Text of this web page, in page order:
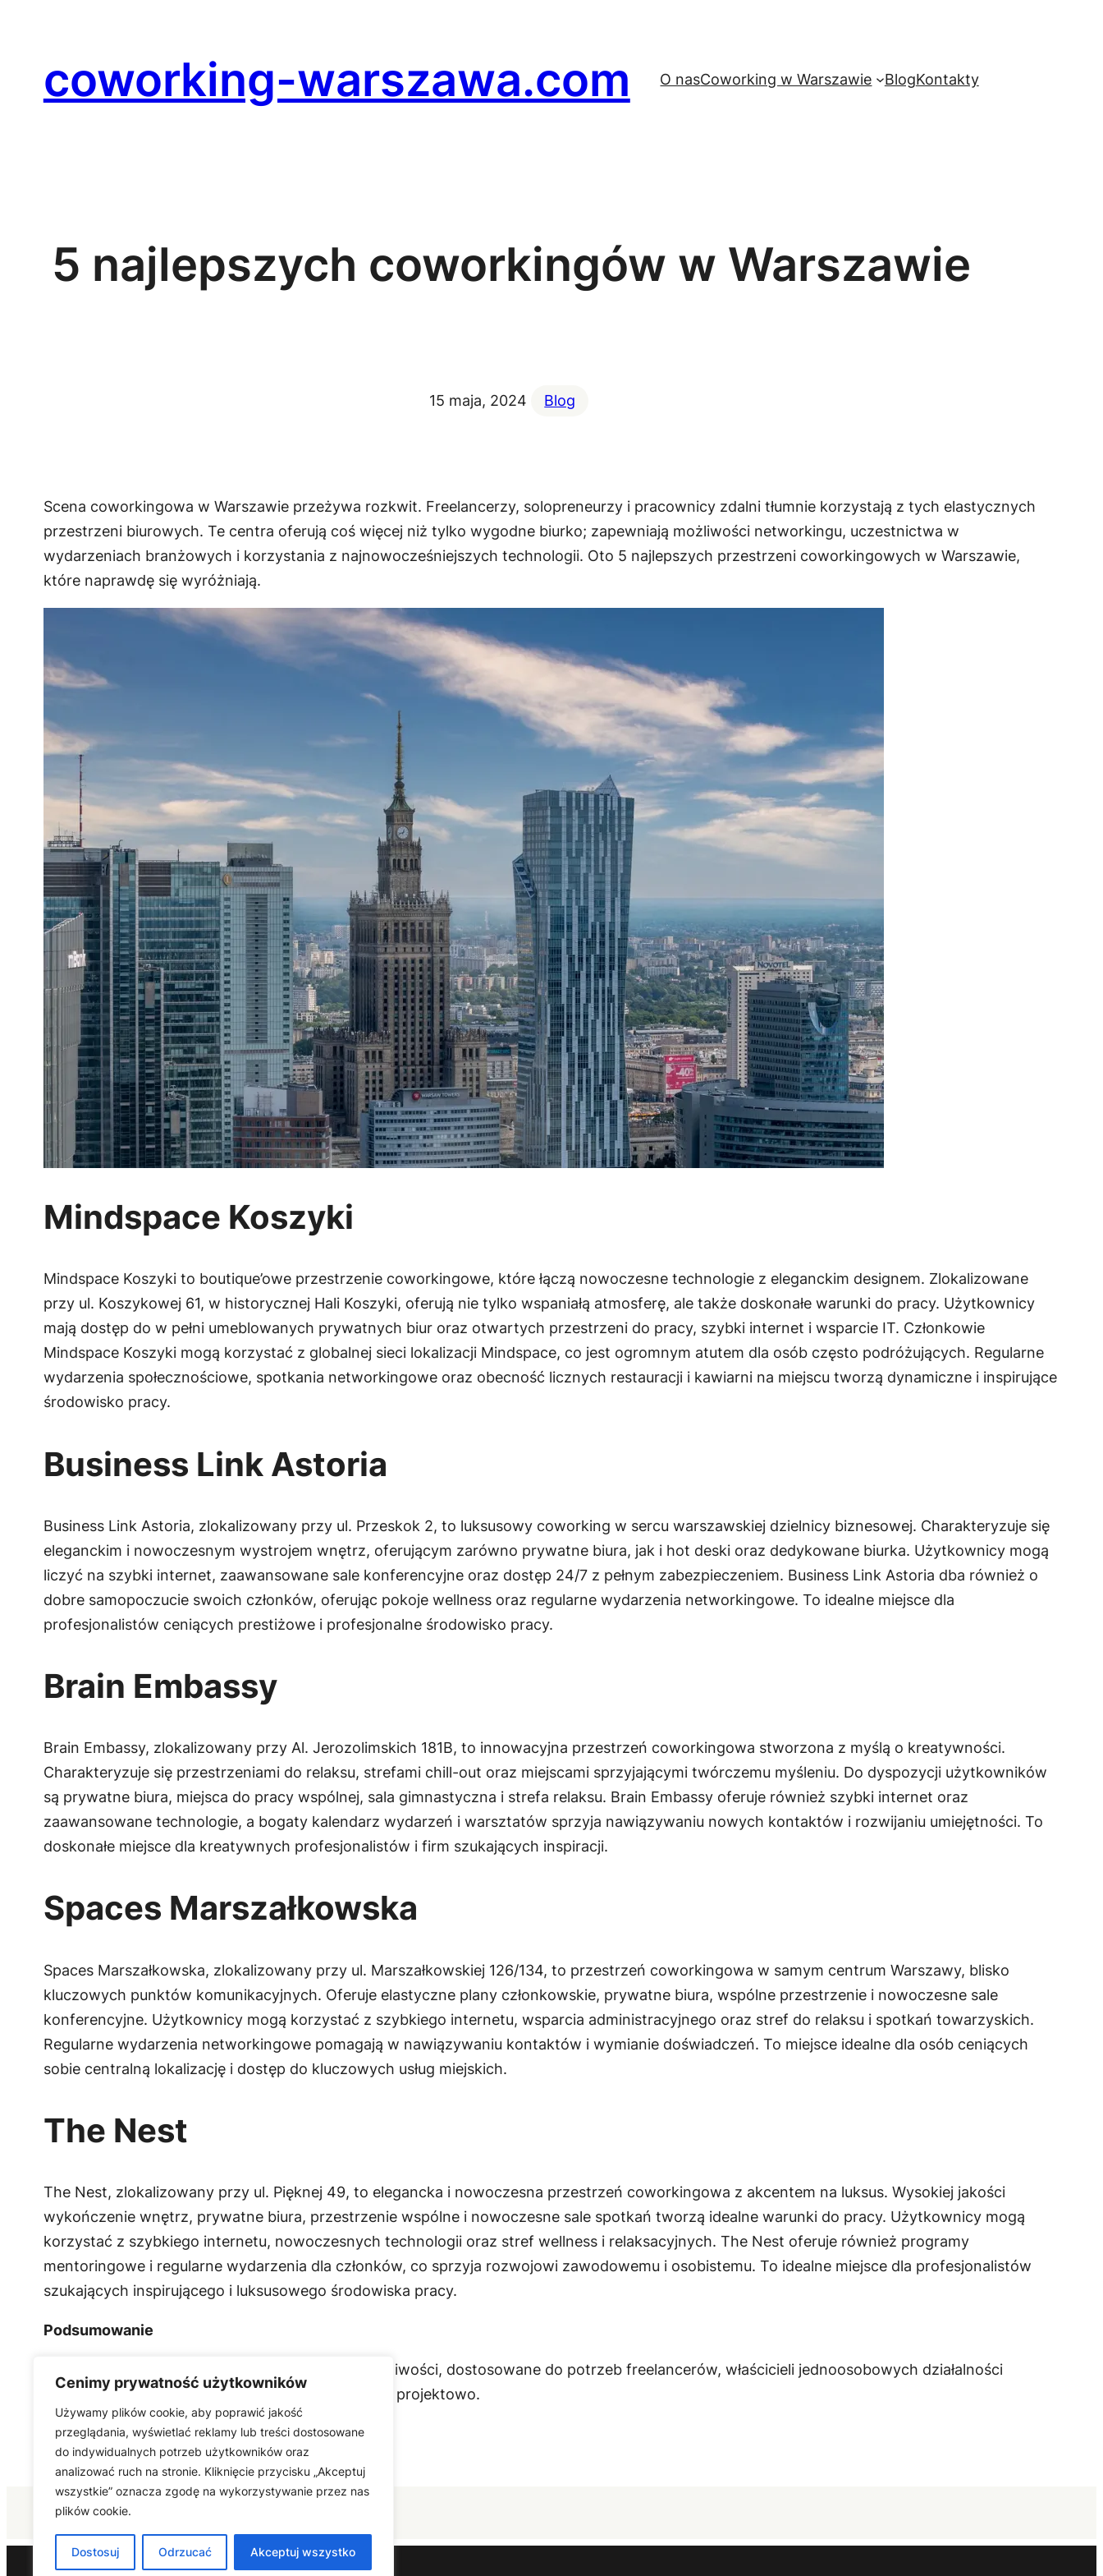
Cenimy prywatność użytkowników
Używamy plików cookie, aby poprawić jakość
przeglądania, wyświetlać reklamy lub treści dostosowane
do indywidualnych potrzeb użytkowników oraz
analizować ruch na stronie. Kliknięcie przycisku „Akceptuj
wszystkie” oznacza zgodę na wykorzystywanie przez nas
plików cookie.
Dostosuj Odrzucać Akceptuj wszystko
coworking-warszawa.com O nasCoworking w Warszawie BlogKontakty
5 najlepszych coworkingów w Warszawie
15 maja, 2024 Blog
Scena coworkingowa w Warszawie przeżywa rozkwit. Freelancerzy, solopreneurzy i pracownicy zdalni tłumnie korzystają z tych elastycznych
przestrzeni biurowych. Te centra oferują coś więcej niż tylko wygodne biurko; zapewniają możliwości networkingu, uczestnictwa w
wydarzeniach branżowych i korzystania z najnowocześniejszych technologii. Oto 5 najlepszych przestrzeni coworkingowych w Warszawie,
które naprawdę się wyróżniają.
Mindspace Koszyki
Mindspace Koszyki to boutique’owe przestrzenie coworkingowe, które łączą nowoczesne technologie z eleganckim designem. Zlokalizowane
przy ul. Koszykowej 61, w historycznej Hali Koszyki, oferują nie tylko wspaniałą atmosferę, ale także doskonałe warunki do pracy. Użytkownicy
mają dostęp do w pełni umeblowanych prywatnych biur oraz otwartych przestrzeni do pracy, szybki internet i wsparcie IT. Członkowie
Mindspace Koszyki mogą korzystać z globalnej sieci lokalizacji Mindspace, co jest ogromnym atutem dla osób często podróżujących. Regularne
wydarzenia społecznościowe, spotkania networkingowe oraz obecność licznych restauracji i kawiarni na miejscu tworzą dynamiczne i inspirujące
środowisko pracy.
Business Link Astoria
Business Link Astoria, zlokalizowany przy ul. Przeskok 2, to luksusowy coworking w sercu warszawskiej dzielnicy biznesowej. Charakteryzuje się
eleganckim i nowoczesnym wystrojem wnętrz, oferującym zarówno prywatne biura, jak i hot deski oraz dedykowane biurka. Użytkownicy mogą
liczyć na szybki internet, zaawansowane sale konferencyjne oraz dostęp 24/7 z pełnym zabezpieczeniem. Business Link Astoria dba również o
dobre samopoczucie swoich członków, oferując pokoje wellness oraz regularne wydarzenia networkingowe. To idealne miejsce dla
profesjonalistów ceniących prestiżowe i profesjonalne środowisko pracy.
Brain Embassy
Brain Embassy, zlokalizowany przy Al. Jerozolimskich 181B, to innowacyjna przestrzeń coworkingowa stworzona z myślą o kreatywności.
Charakteryzuje się przestrzeniami do relaksu, strefami chill-out oraz miejscami sprzyjającymi twórczemu myśleniu. Do dyspozycji użytkowników
są prywatne biura, miejsca do pracy wspólnej, sala gimnastyczna i strefa relaksu. Brain Embassy oferuje również szybki internet oraz
zaawansowane technologie, a bogaty kalendarz wydarzeń i warsztatów sprzyja nawiązywaniu nowych kontaktów i rozwijaniu umiejętności. To
doskonałe miejsce dla kreatywnych profesjonalistów i firm szukających inspiracji.
Spaces Marszałkowska
Spaces Marszałkowska, zlokalizowany przy ul. Marszałkowskiej 126/134, to przestrzeń coworkingowa w samym centrum Warszawy, blisko
kluczowych punktów komunikacyjnych. Oferuje elastyczne plany członkowskie, prywatne biura, wspólne przestrzenie i nowoczesne sale
konferencyjne. Użytkownicy mogą korzystać z szybkiego internetu, wsparcia administracyjnego oraz stref do relaksu i spotkań towarzyskich.
Regularne wydarzenia networkingowe pomagają w nawiązywaniu kontaktów i wymianie doświadczeń. To miejsce idealne dla osób ceniących
sobie centralną lokalizację i dostęp do kluczowych usług miejskich.
The Nest
The Nest, zlokalizowany przy ul. Pięknej 49, to elegancka i nowoczesna przestrzeń coworkingowa z akcentem na luksus. Wysokiej jakości
wykończenie wnętrz, prywatne biura, przestrzenie wspólne i nowoczesne sale spotkań tworzą idealne warunki do pracy. Użytkownicy mogą
korzystać z szybkiego internetu, nowoczesnych technologii oraz stref wellness i relaksacyjnych. The Nest oferuje również programy
mentoringowe i regularne wydarzenia dla członków, co sprzyja rozwojowi zawodowemu i osobistemu. To idealne miejsce dla profesjonalistów
szukających inspirującego i luksusowego środowiska pracy.
Podsumowanie
Coworkingi w Warszawie oferują różnorodne możliwości, dostosowane do potrzeb freelancerów, właścicieli jednoosobowych działalności
gospodarczych oraz osób pracujących zdalnie lub projektowo.